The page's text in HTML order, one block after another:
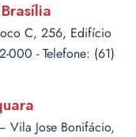
C, 256, Edifício
- Telefone: (61)
Vila Jose Bonifácio,